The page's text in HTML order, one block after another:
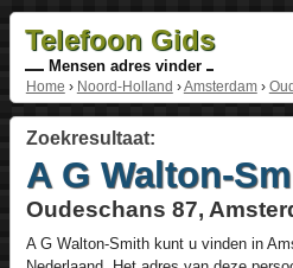
Telefoon Gids
Mensen adres vinder
Home › Noord-Holland ›Amsterdam›
Zoekresultaat:
A G Walton-
Oudeschans 87,
A G Walton-Smithkunt u vinden in